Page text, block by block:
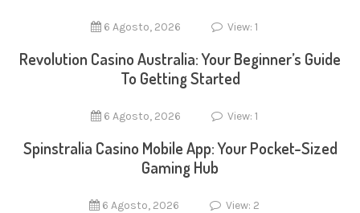
6 Agosto, 2026 View: 1
Revolution Casino Australia: Your Beginner’s Guide
To Getting Started
6 Agosto, 2026 View: 1
Spinstralia Casino Mobile App: Your Pocket-Sized
Gaming Hub
6 Agosto, 2026 View: 2